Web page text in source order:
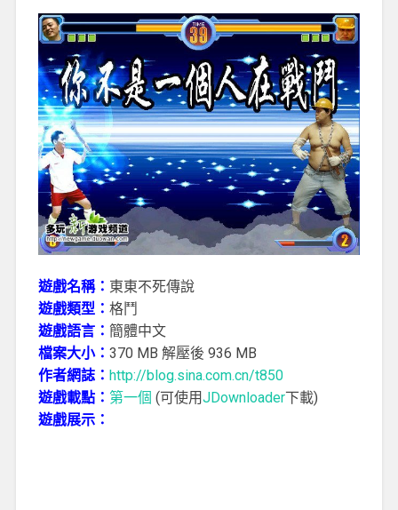
遊戲名稱： 東東不死傳說
遊戲類型： 格鬥
遊戲語言： 簡體中文
檔案大小： 370 MB 解壓後 936 MB
作者網誌： http://blog.sina.com.cn/t850
遊戲載點： 第一個 (可使用JDownloader下載)
遊戲展示：